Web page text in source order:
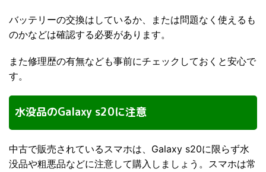
バッテリーの交換はしているか、または問題なく使えるも
のかなどは確認する必要があります。
また修理歴の有無なども事前にチェックしておくと安心で
す。
水没品のGalaxy s20に注意
中古で販売されているスマホは、Galaxy s20に限らず水
没品や粗悪品などに注意して購入しましょう。スマホは常